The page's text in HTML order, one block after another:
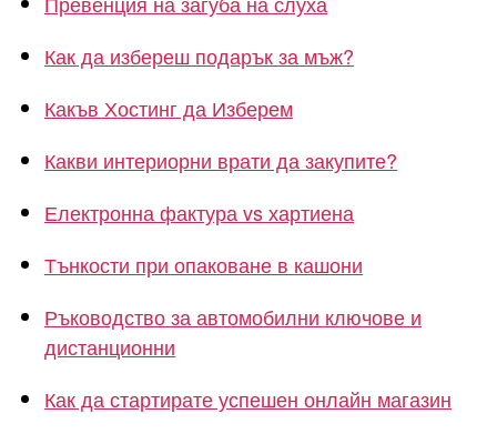
Как да избереш подарък за мъж?
Какъв Хостинг да Изберем
Какви интериорни врати да закупите?
Електронна фактура vs хартиена
Тънкости при опаковане в кашони
Ръководство за автомобилни ключове и
дистанционни
Как да стартирате успешен онлайн магазин